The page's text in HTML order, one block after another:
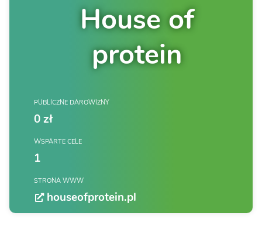
House of
protein
PUBLICZNE DAROWIZNY
0 zł
WSPARTE CELE
1
STRONA WWW
houseofprotein.pl